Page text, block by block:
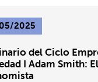
2025
del Ciclo
I Adam Smith: